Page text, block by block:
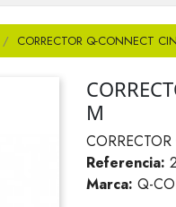
CORRECTOR Q-CONNECT
M
Referencia:
Marca: Q-